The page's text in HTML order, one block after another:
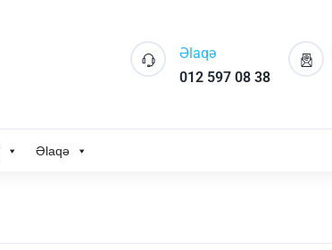
Əlaqə
012 597 08 38
Əlaqə